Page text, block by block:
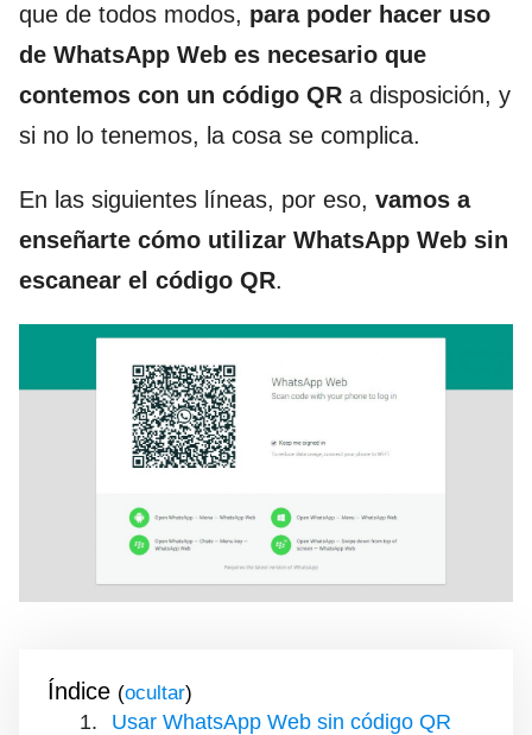
que de todos modos, para poder hacer uso
de WhatsApp Web es necesario que
contemos con un código QR a disposición, y
si no lo tenemos, la cosa se complica.
En las siguientes líneas, por eso, vamos a
enseñarte cómo utilizar WhatsApp Web sin
escanear el código QR.
Índice ( )
Usar WhatsApp Web sin código QR